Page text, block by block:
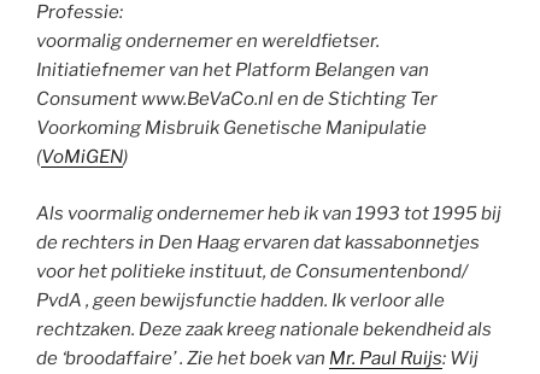
Professie:
voormalig ondernemer en wereldfietser.
Initiatiefnemer van het Platform Belangen van
Consument www.BeVaCo.nl en de Stichting Ter
Voorkoming Misbruik Genetische Manipulatie
(VoMiGEN)
Als voormalig ondernemer heb ik van 1993 tot 1995 bij
de rechters in Den Haag ervaren dat kassabonnetjes
voor het politieke instituut, de Consumentenbond/
PvdA , geen bewijsfunctie hadden. Ik verloor alle
rechtzaken. Deze zaak kreeg nationale bekendheid als
de ‘broodaffaire’ . Zie het boek van Mr. Paul Ruijs: Wij